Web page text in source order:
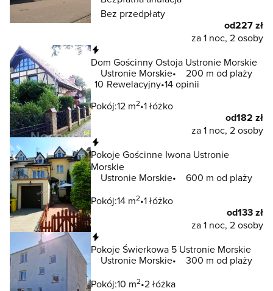
Bez przedpłaty
od227 zł
za 1 noc, 2 osoby
Dom Gościnny Ostoja Ustronie Morskie
Ustronie Morskie
200 m od plaży
10 Rewelacyjny 14 opinii
Pokój:12 m2 1 łóżko
od182 zł
za 1 noc, 2 osoby
Pokoje Gościnne Iwona Ustronie
Morskie
Ustronie Morskie
600 m od plaży
Pokój:14 m2 1 łóżko
od133 zł
za 1 noc, 2 osoby
Pokoje Świerkowa 5 Ustronie Morskie
Ustronie Morskie
300 m od plaży
Pokój:10 m2 2 łóżka